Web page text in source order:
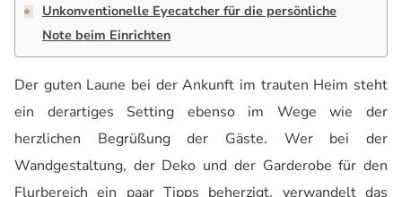
Unkonventionelle Eyecatcher für die persönliche
Note beim Einrichten
Der guten Laune bei der Ankunft im trauten Heim steht
ein derartiges Setting ebenso im Wege wie der
herzlichen Begrüßung der Gäste. Wer bei der
Wandgestaltung, der Deko und der Garderobe für den
Flurbereich ein paar Tipps beherzigt, verwandelt das